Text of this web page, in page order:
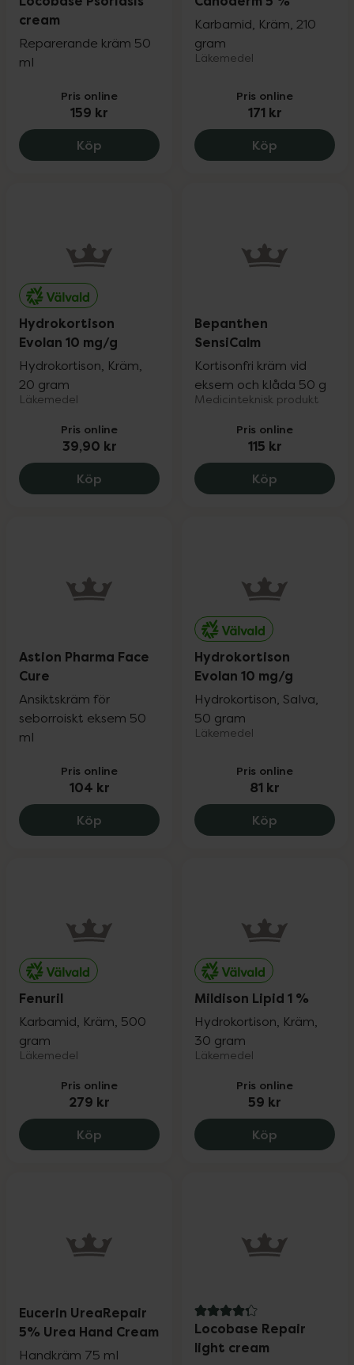
cream
Reparerande kräm 50
ml
Pris online
159 kr
Köp Locobase Psoriasis cream, 159 kr.
Karbamid, Kräm, 210
gram
Läkemedel
Pris online
171 kr
Köp Canoderm
Hydrokortison
Evolan 10 mg/g
Hydrokortison, Kräm,
20 gram
Läkemedel
Pris online
39,90 kr
Köp Hydrokortison Evolan 10 mg/g, 39.9 kr.
Bepanthen
SensiCalm
Kortisonfri kräm vid
eksem och klåda 50 g
Medicinteknisk produkt
Pris online
115 kr
Köp Bepanthen
Astion Pharma Face
Cure
Ansiktskräm för
seborroiskt eksem 50
ml
Pris online
104 kr
Köp Astion Pharma Face Cure, 104 kr.
Hydrokortison
Evolan 10 mg/g
Hydrokortison, Salva,
50 gram
Läkemedel
Pris online
81 kr
Köp
Fenuril
Karbamid, Kräm, 500
gram
Läkemedel
Pris online
279 kr
Köp Fenuril, 279 kr.
Mildison Lipid 1 %
Hydrokortison, Kräm,
30 gram
Läkemedel
Pris online
59 kr
Köp Mildison
Eucerin UreaRepair
5% Urea Hand Cream
Handkräm 75 ml
4.3 av 5 i omdöme
Locobase Repair
light cream